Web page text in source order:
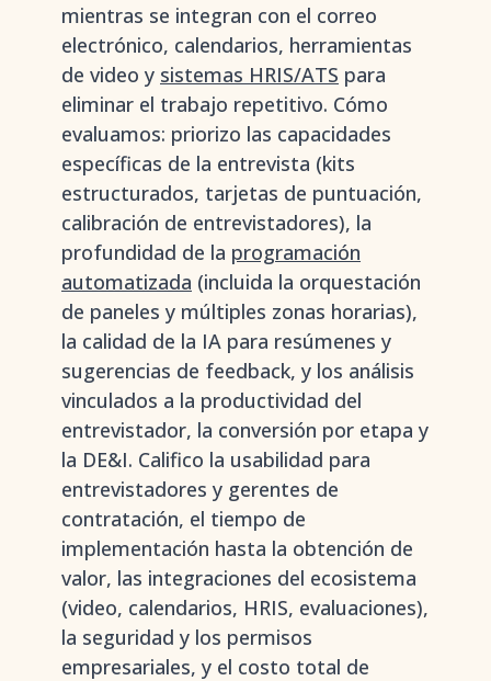
mientras se integran con el correo
electrónico, calendarios, herramientas
de video y sistemas HRIS/ATS para
eliminar el trabajo repetitivo. Cómo
evaluamos: priorizo las capacidades
específicas de la entrevista (kits
estructurados, tarjetas de puntuación,
calibración de entrevistadores), la
profundidad de la programación
automatizada (incluida la orquestación
de paneles y múltiples zonas horarias),
la calidad de la IA para resúmenes y
sugerencias de feedback, y los análisis
vinculados a la productividad del
entrevistador, la conversión por etapa y
la DE&I. Califico la usabilidad para
entrevistadores y gerentes de
contratación, el tiempo de
implementación hasta la obtención de
valor, las integraciones del ecosistema
(video, calendarios, HRIS, evaluaciones),
la seguridad y los permisos
empresariales, y el costo total de